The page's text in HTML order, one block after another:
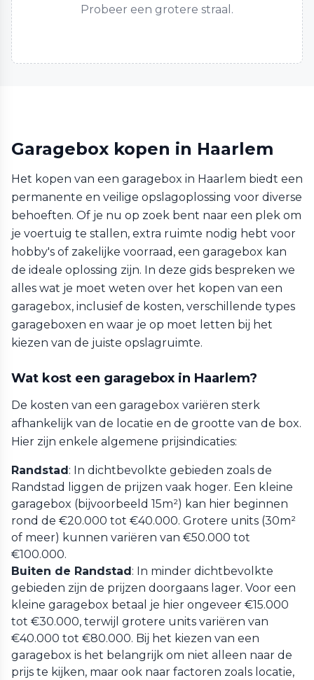
Probeer een grotere straal.
Garagebox kopen in Haarlem
Het kopen van een garagebox in Haarlem biedt een
permanente en veilige opslagoplossing voor diverse
behoeften. Of je nu op zoek bent naar een plek om
je voertuig te stallen, extra ruimte nodig hebt voor
hobby's of zakelijke voorraad, een garagebox kan
de ideale oplossing zijn. In deze gids bespreken we
alles wat je moet weten over het kopen van een
garagebox, inclusief de kosten, verschillende types
garageboxen en waar je op moet letten bij het
kiezen van de juiste opslagruimte.
Wat kost een garagebox in Haarlem?
De kosten van een garagebox variëren sterk
afhankelijk van de locatie en de grootte van de box.
Hier zijn enkele algemene prijsindicaties:
Randstad: In dichtbevolkte gebieden zoals de
Randstad liggen de prijzen vaak hoger. Een kleine
garagebox (bijvoorbeeld 15m²) kan hier beginnen
rond de €20.000 tot €40.000. Grotere units (30m²
of meer) kunnen variëren van €50.000 tot
€100.000.
Buiten de Randstad: In minder dichtbevolkte
gebieden zijn de prijzen doorgaans lager. Voor een
kleine garagebox betaal je hier ongeveer €15.000
tot €30.000, terwijl grotere units variëren van
€40.000 tot €80.000. Bij het kiezen van een
garagebox is het belangrijk om niet alleen naar de
prijs te kijken, maar ook naar factoren zoals locatie,